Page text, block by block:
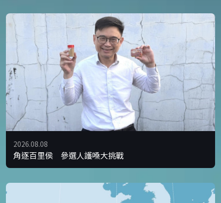
2026.08.08
角逐百里侯 參選人護嗓大挑戰